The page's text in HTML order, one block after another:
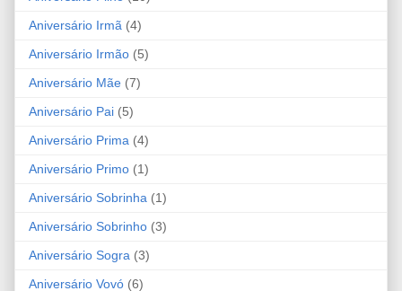
Aniversário Irmã (4)
Aniversário Irmão (5)
Aniversário Mãe (7)
Aniversário Pai (5)
Aniversário Prima (4)
Aniversário Primo (1)
Aniversário Sobrinha (1)
Aniversário Sobrinho (3)
Aniversário Sogra (3)
Aniversário Vovó (6)